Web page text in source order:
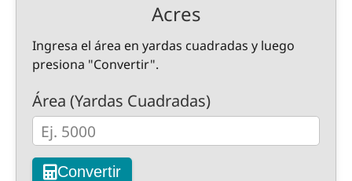
Acres
Ingresa el área en yardas cuadradas y luego
presiona "Convertir".
Área (Yardas Cuadradas)
Convertir